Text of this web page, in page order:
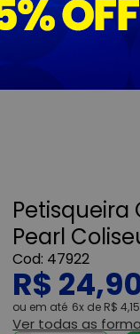
Petisqueira
Pearl
47922
R$
ou 6x de R$ 4,15
Ver todas as